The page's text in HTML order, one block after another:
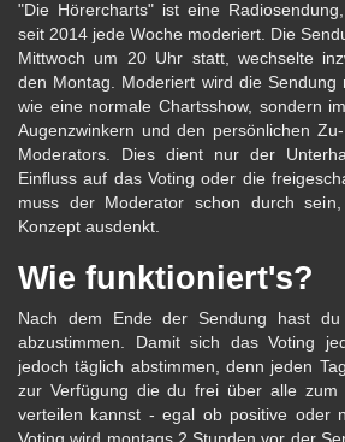
"Die Hörercharts" ist eine
seit 2014 jede Woche moderiert. Die
Mittwoch um 20 Uhr statt, wechselte
den Montag. Moderiert wird die Sendung
wie eine normale Chartsshow, sondern
Augenzwinkern und den persönlichen
Moderators. Dies dient nur der
Einfluss auf das Voting oder die
muss der Moderator schon durch
Konzept ausdenkt.
Wie funktioniert's?
Nach dem Ende der Sendung hast
abzustimmen. Damit sich das Voting
jedoch täglich abstimmen, denn jeden
zur Verfügung die du frei über alle zum
verteilen kannst - egal ob positive oder